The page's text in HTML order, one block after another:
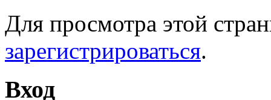
Для просмотра этой
зарегистрироваться.
Вход